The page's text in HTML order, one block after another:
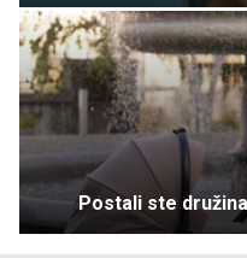
Postali ste